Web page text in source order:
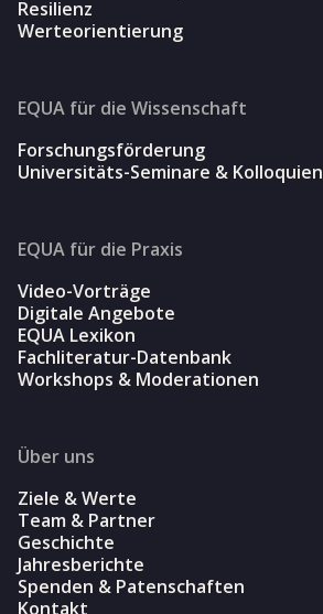
Resilienz
Werteorientierung
EQUA für die Wissenschaft
Forschungsförderung
Universitäts-Seminare & Kolloquien
EQUA für die Praxis
Video-Vorträge
Digitale Angebote
EQUA Lexikon
Fachliteratur-Datenbank
Workshops & Moderationen
Über uns
Ziele & Werte
Team & Partner
Geschichte
Jahresberichte
Spenden & Patenschaften
Kontakt